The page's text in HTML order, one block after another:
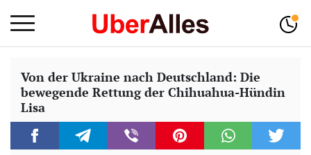
Von der Ukraine nach Deutschland: Die
bewegende Rettung der Chihuahua-Hündin
Lisa